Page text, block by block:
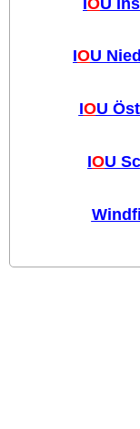
IOU
IOU
IOU